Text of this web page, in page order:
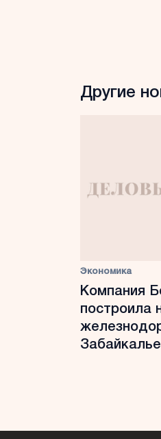
Другие
Экономика
Компания
построила
Забайкалье